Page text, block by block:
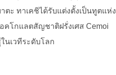
ะ ทาเคชิได้รับแต่งตั้งเป็นทูตแห่ง
โกแลตสัญชาติฝรั่งเศส Cemoi
นเวทีระดับโลก